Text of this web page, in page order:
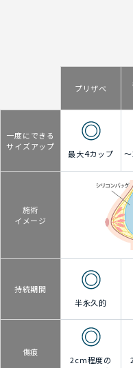
プリザベ
一度にできる
サイズアップ
最大4カップ ～
施術
イメージ
持続期間
半永久的
傷痕
2cm程度の